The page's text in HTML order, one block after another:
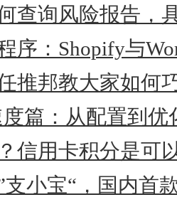
查询风险报告，
序：Shopify与
推邦教大家如何
度篇：从配置到
信用卡积分是可
支小宝“，国内首